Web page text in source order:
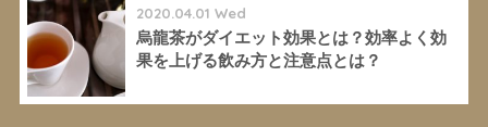
2020.04.01 Wed
烏龍茶がダイエット効果とは？効率よく効
果を上げる飲み方と注意点とは？